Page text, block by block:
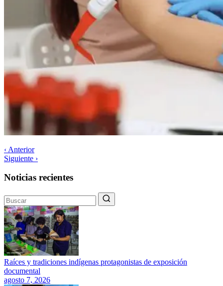
‹ Anterior
Siguiente ›
Noticias recientes
Raíces y tradiciones indígenas protagonistas de exposición
documental
agosto 7, 2026